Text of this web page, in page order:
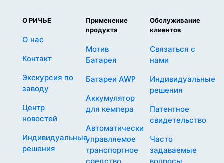
О РИЧЬЕ
О нас
Контакт
Экскурсия по
заводу
Центр
новостей
Индивидуальные
решения
Применение
продукта
Мотив
Батарея
Батареи AWP
Аккумулятор
для кемпера
Автоматически
управляемое
транспортное
Обслуживание
клиентов
Связаться с
нами
Индивидуальные
решения
Патентное
свидетельство
Часто
задаваемые